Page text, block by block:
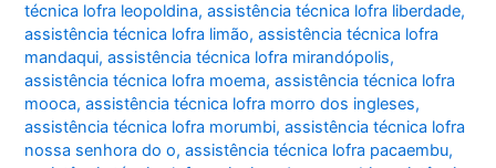
técnica lofra leopoldina,assistência técnica lofra liberdade,
assistência técnica lofra limão,assistência técnica lofra
mandaqui,assistência técnica lofra mirandópolis,
assistência técnica lofra moema,assistência técnica lofra
mooca,assistência técnica lofra morro dos ingleses,
assistência técnica lofra morumbi,assistência técnica lofra
nossa senhora do o,assistência técnica lofra pacaembu,